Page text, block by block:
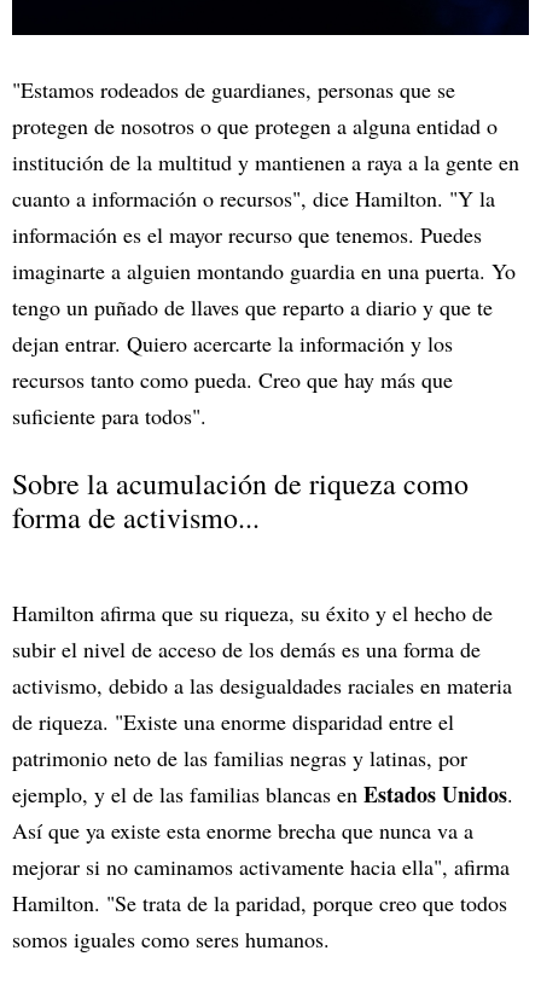
"Estamos rodeados de guardianes, personas que se
protegen de nosotros o que protegen a alguna entidad o
institución de la multitud y mantienen a raya a la gente en
cuanto a información o recursos", dice Hamilton. "Y la
información es el mayor recurso que tenemos. Puedes
imaginarte a alguien montando guardia en una puerta. Yo
tengo un puñado de llaves que reparto a diario y que te
dejan entrar. Quiero acercarte la información y los
recursos tanto como pueda. Creo que hay más que
suficiente para todos".
Sobre la acumulación de riqueza como
forma de activismo...
Hamilton afirma que su riqueza, su éxito y el hecho de
subir el nivel de acceso de los demás es una forma de
activismo, debido a las desigualdades raciales en materia
de riqueza. "Existe una enorme disparidad entre el
patrimonio neto de las familias negras y latinas, por
ejemplo, y el de las familias blancas en Estados Unidos.
Así que ya existe esta enorme brecha que nunca va a
mejorar si no caminamos activamente hacia ella", afirma
Hamilton. "Se trata de la paridad, porque creo que todos
somos iguales como seres humanos.